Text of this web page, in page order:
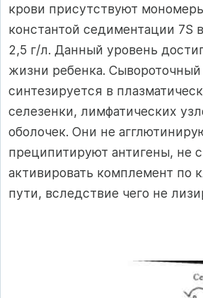
крови присутствуют
константой седиментации 7S
2,5 г/л. Данный уровень
жизни ребенка.
синтезируется в
селезенки, лимфатических
оболочек. Они не
преципитируют антигены, не
активировать комплемент по
пути, вследствие чего не